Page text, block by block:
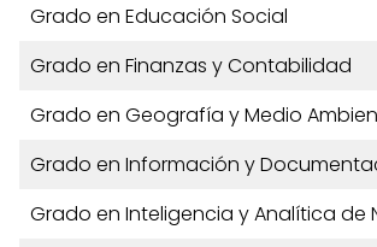
Grado en Educación Social
Grado en Finanzas y Contabilidad
Grado en Geografía y Medio
Grado en Información y
Grado en Inteligencia y Analítica de